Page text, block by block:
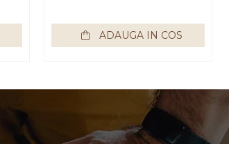
ADAUGA IN COS